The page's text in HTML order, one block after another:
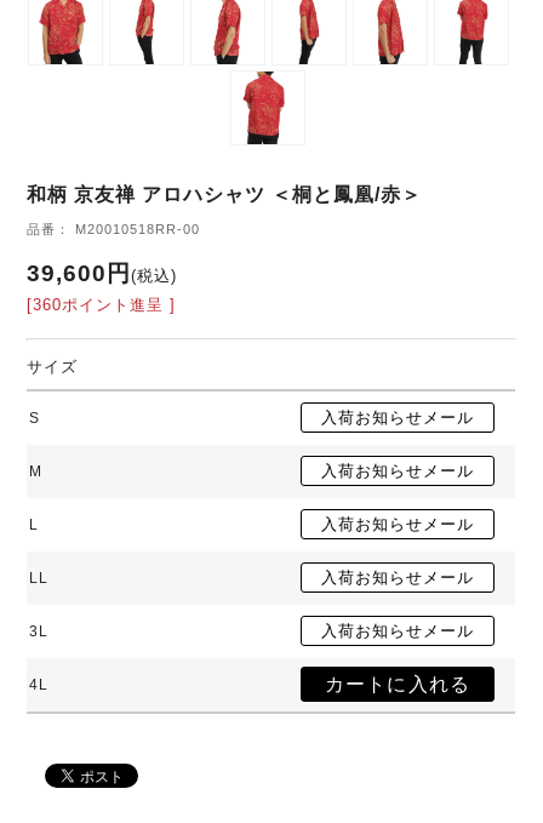
和柄 京友禅 アロハシャツ ＜桐と鳳凰/赤＞
品番： M20010518RR-00
39,600円(税込)
[360ポイント進呈 ]
サイズ
S
M
L
LL
3L
4L